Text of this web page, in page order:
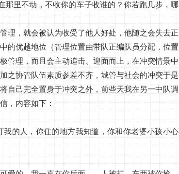
那里不动，不收你的车子收谁的？你若跑几步，哪
，就会被认为收受了他人好处，他随之会失去正
的优越地位（管理位置由带队正编队员分配，位置
管理，而且会主动追击、迎面而上，在冲突情景中
之协管队伍素质参差不齐，城管与社会的冲突于是
自己完全置身于冲突之外，前些天我在另一中队调
，内容如下：
的人，你住的地方我知道，你和你老婆小孩小心